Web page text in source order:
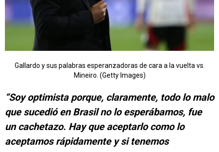
Gallardo y sus palabras esperanzadoras de cara a la vuelta vs.
Mineiro. (Getty Images)
“Soy optimista porque, claramente, todo lo malo
que sucedió en Brasil no lo esperábamos, fue
un cachetazo. Hay que aceptarlo como lo
aceptamos rápidamente y si tenemos